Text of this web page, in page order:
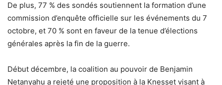
De plus, 77 % des sondés soutiennent la formation d’une
commission d’enquête officielle sur les événements du 7
octobre, et 70 % sont en faveur de la tenue d’élections
générales après la fin de la guerre.
Début décembre, la coalition au pouvoir de Benjamin
Netanyahu a rejeté une proposition à la Knesset visant à